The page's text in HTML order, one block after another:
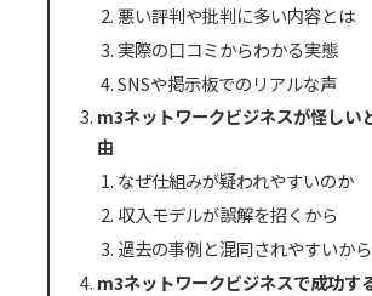
悪い評判や批判に多い内容とは
実際の口コミからわかる実態
SNSや掲示板でのリアルな声
m3ネットワークビジネスが怪しい
由
なぜ仕組みが疑われやすいのか
収入モデルが誤解を招くから
過去の事例と混同されやすいから
m3ネットワークビジネスで成功す